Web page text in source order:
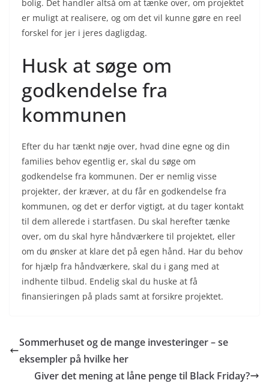
bolig. Det handler altså om at tænke over, om projektet
er muligt at realisere, og om det vil kunne gøre en reel
forskel for jer i jeres dagligdag.
Husk at søge om
godkendelse fra
kommunen
Efter du har tænkt nøje over, hvad dine egne og din
families behov egentlig er, skal du søge om
godkendelse fra kommunen. Der er nemlig visse
projekter, der kræver, at du får en godkendelse fra
kommunen, og det er derfor vigtigt, at du tager kontakt
til dem allerede i startfasen. Du skal herefter tænke
over, om du skal hyre håndværkere til projektet, eller
om du ønsker at klare det på egen hånd. Har du behov
for hjælp fra håndværkere, skal du i gang med at
indhente tilbud. Endelig skal du huske at få
finansieringen på plads samt at forsikre projektet.
Sommerhuset og de mange investeringer – se
eksempler på hvilke her
Giver det mening at låne penge til Black Friday?